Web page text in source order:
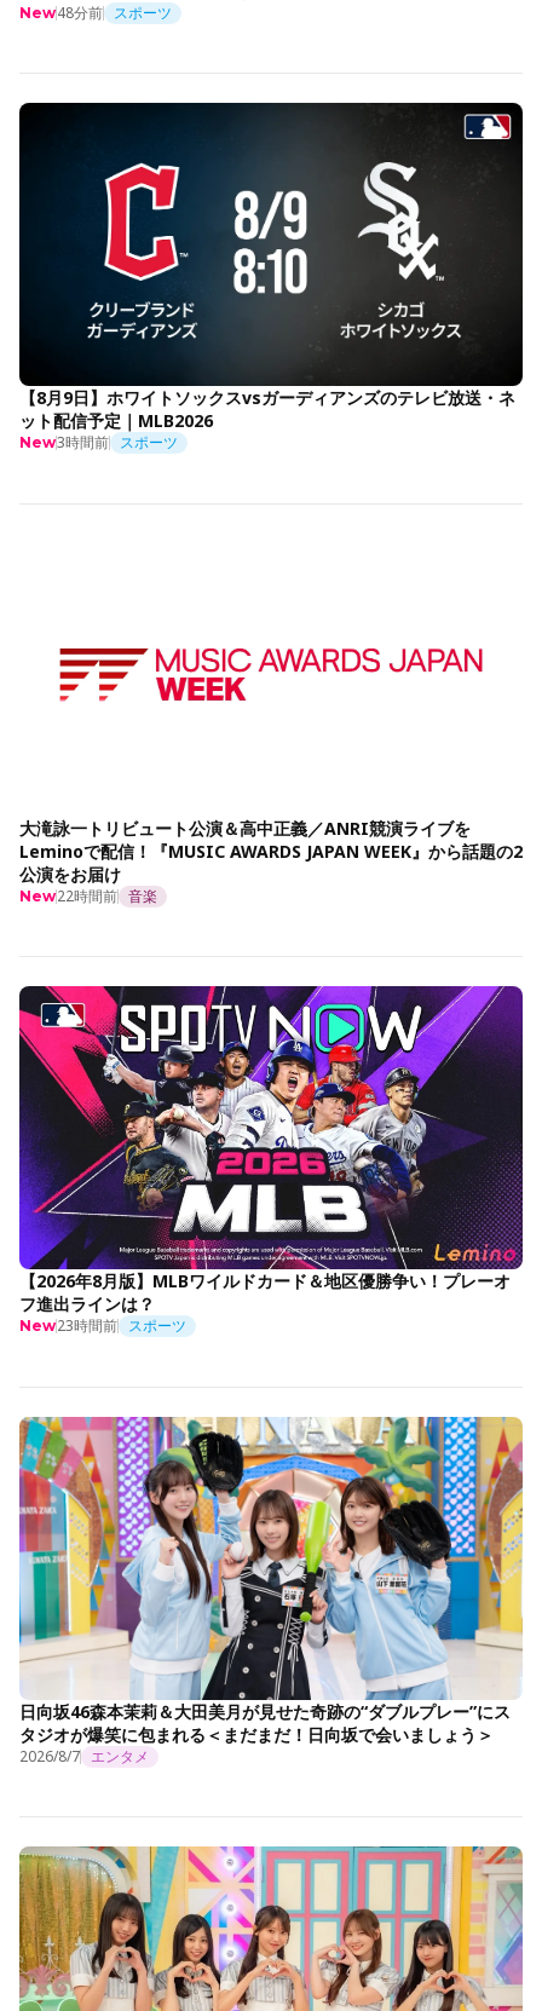
New48分前 スポーツ
【8月9日】ホワイトソックスvsガーディアンズのテレビ放送・ネ
ット配信予定｜MLB2026
New3時間前 スポーツ
大滝詠一トリビュート公演＆高中正義／ANRI競演ライブを
Leminoで配信！『MUSIC AWARDS JAPAN WEEK』から話題の2
公演をお届け
New22時間前 音楽
【2026年8月版】MLBワイルドカード＆地区優勝争い！プレーオ
フ進出ラインは？
New23時間前 スポーツ
日向坂46森本茉莉＆大田美月が見せた奇跡の“ダブルプレー”にス
タジオが爆笑に包まれる＜まだまだ！日向坂で会いましょう＞
2026/8/7 エンタメ